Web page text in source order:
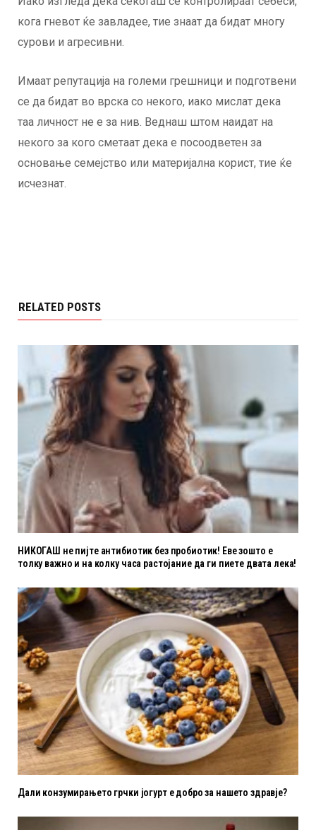
кога гневот ќе завладее, тие знаат да бидат многу
сурови и агресивни.
Имаат репутација на големи грешници и подготвени
се да бидат во врска со некого, иако мислат дека
таа личност не е за нив. Веднаш штом наидат на
некого за кого сметаат дека е посоодветен за
основање семејство или материјална корист, тие ќе
исчезнат.
RELATED POSTS
НИКОГАШ не пијте антибиотик без пробиотик! Еве зошто е
толку важно и на колку часа растојание да ги пиете двата лека!
Дали конзумирањето грчки јогурт е добро за нашето здравје?